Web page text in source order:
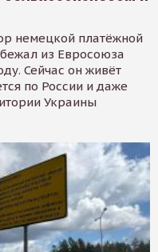
немецкой платёжной
из Евросоюза
Сейчас он живёт
по России и даже
Украины